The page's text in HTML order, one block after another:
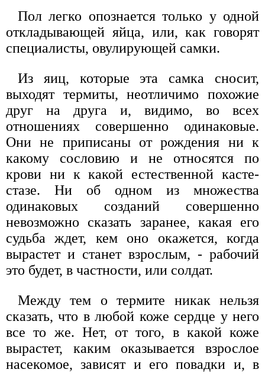
Пол легко опознается только у одной
откладывающей яйца, или, как говорят
специалисты, овулирующей самки.
Из яиц, которые эта самка сносит,
выходят термиты, неотличимо похожие
друг на друга и, видимо, во всех
отношениях совершенно одинаковые.
Они не приписаны от рождения ни к
какому сословию и не относятся по
крови ни к какой естественной касте-
стазе. Ни об одном из множества
одинаковых созданий совершенно
невозможно сказать заранее, какая его
судьба ждет, кем оно окажется, когда
вырастет и станет взрослым, - рабочий
это будет, в частности, или солдат.
Между тем о термите никак нельзя
сказать, что в любой коже сердце у него
все то же. Нет, от того, в какой коже
вырастет, каким оказывается взрослое
насекомое, зависят и его повадки и, в